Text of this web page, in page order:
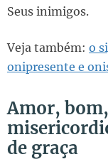
Seus inimigos.
Veja também: o
onipresente e
Amor,
de graça